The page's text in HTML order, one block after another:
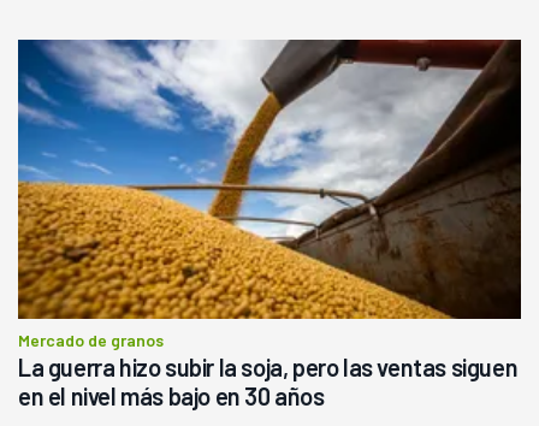
Mercado de granos
La guerra hizo subir la soja, pero las ventas siguen
en el nivel más bajo en 30 años